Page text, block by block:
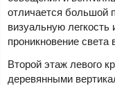
отличается большой
визуальную
проникновение
Второй этаж левого
деревянными